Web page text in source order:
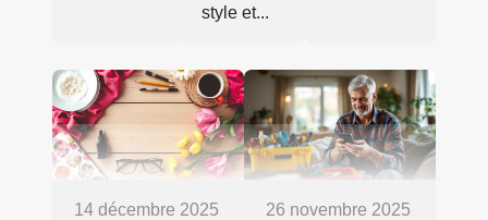
style et...
14 décembre 2025
26 novembre 2025